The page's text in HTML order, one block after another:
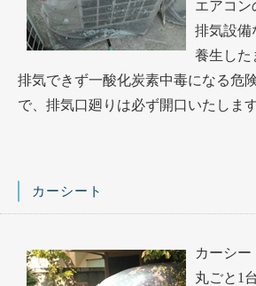
エアコン
排気設備
養生した
排気できず一酸化炭素中毒になる危
で、排気口廻りは必ず開口いたします
カーシート
カーシ
丸ごと1